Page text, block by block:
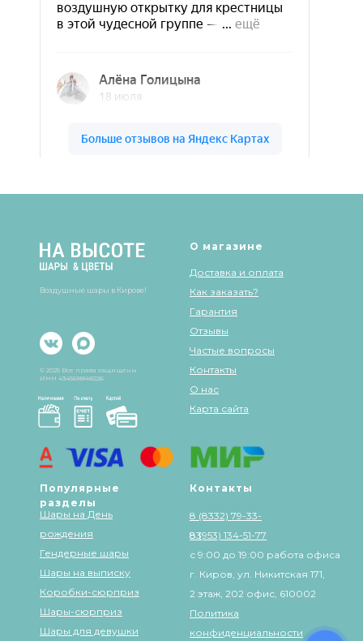
О магазине
Доставка и оплата
Популярные
разделы
Шары на День
рождения
Контакты
© 2025 Все права защищены
Как заказать?
Гарантия
Отзывы
Частые вопросы
Контакты
О нас
Гендерные шары
Шары на выписку
Коробки-сюрприз
Шары-сюрприз
Шары для девушки
8 (8332) 79-33-
83
8 (953) 134-51-77
с 9:00 до 19:00 работа офиса
г. Киров, ул. Никитская 171,
2 этаж, 202 офис, 610002
ИНН 434568848226
Политика
конфиденциальности
Карта сайта
Воздушные шары в Кирове!